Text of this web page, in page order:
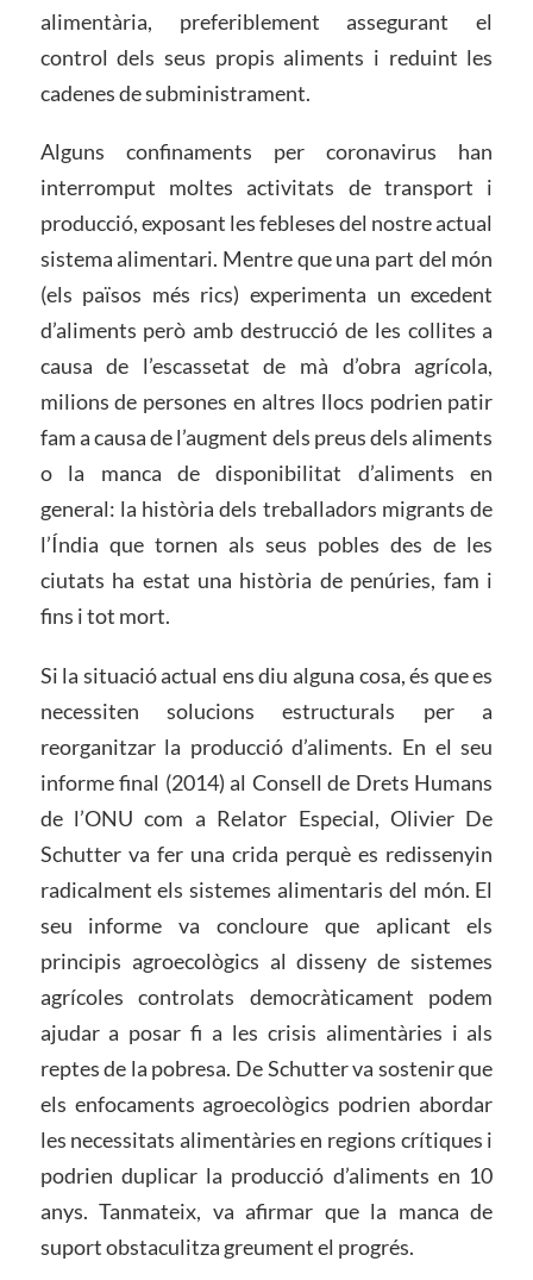
alimentària, preferiblement assegurant el
control dels seus propis aliments i reduint les
cadenes de subministrament.
Alguns confinaments per coronavirus han
interromput moltes activitats de transport i
producció, exposant les febleses del nostre actual
sistema alimentari. Mentre que una part del món
(els països més rics) experimenta un excedent
d’aliments però amb destrucció de les collites a
causa de l’escassetat de mà d’obra agrícola,
milions de persones en altres llocs podrien patir
fam a causa de l’augment dels preus dels aliments
o la manca de disponibilitat d’aliments en
general: la història dels treballadors migrants de
l’Índia que tornen als seus pobles des de les
ciutats ha estat una història de penúries, fam i
fins i tot mort.
Si la situació actual ens diu alguna cosa, és que es
necessiten solucions estructurals per a
reorganitzar la producció d’aliments. En el seu
informe final (2014) al Consell de Drets Humans
de l’ONU com a Relator Especial, Olivier De
Schutter va fer una crida perquè es redissenyin
radicalment els sistemes alimentaris del món. El
seu informe va concloure que aplicant els
principis agroecològics al disseny de sistemes
agrícoles controlats democràticament podem
ajudar a posar fi a les crisis alimentàries i als
reptes de la pobresa. De Schutter va sostenir que
els enfocaments agroecològics podrien abordar
les necessitats alimentàries en regions crítiques i
podrien duplicar la producció d’aliments en 10
anys. Tanmateix, va afirmar que la manca de
suport obstaculitza greument el progrés.